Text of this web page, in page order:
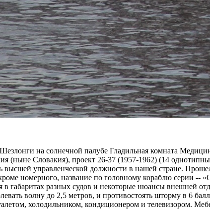
на солнечной палубе Гладильная комната
(ныне Словакия), проект 26-37 (1957-1962) (14
управленческой должности в нашей стране.
номерного, название по головному кораблю серии --
габаритах разных судов и некоторые нюансы внешней
волну до 2,5 метров, и противостоять шторму в 6
холодильником, кондиционером и телевизором.